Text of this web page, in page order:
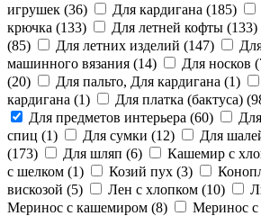
игрушек (36) Для кардигана (185)
крючка (133) Для летней кофты (133)
(85) Для летних изделий (147)
машинного вязания (14) Для носков (
(20) Для пальто, Для кардигана (1)
кардигана (1) Для платка (бактуса) (
Для предметов интерьера (60)
спиц (1) Для сумки (12) Для
(173) Для шляп (6) Кашемир с
с шелком (1) Козий пух (3)
вискозой (5) Лен с хлопком (10)
Меринос с кашемиром (8) Меринос с